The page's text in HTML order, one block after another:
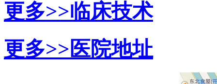
更多>>临床技术
更多>>医院地址